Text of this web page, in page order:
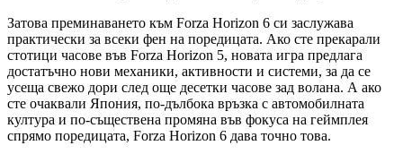
Затова преминаването към Forza Horizon 6 си заслужава
практически за всеки фен на поредицата. Ако сте прекарали
стотици часове във Forza Horizon 5, новата игра предлага
достатъчно нови механики, активности и системи, за да се
усеща свежо дори след още десетки часове зад волана. А ако
сте очаквали Япония, по-дълбока връзка с автомобилната
култура и по-съществена промяна във фокуса на геймплея
спрямо поредицата, Forza Horizon 6 дава точно това.